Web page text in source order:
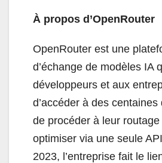
À propos d’OpenRouter
OpenRouter est une
d’échange de modèles IA
développeurs et aux
d’accéder à des
de procéder à leur
optimiser via une seule
2023, l’entreprise fait le